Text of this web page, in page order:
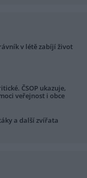
v létě zabíjí život
ČSOP ukazuje,
veřejnost i obce
a další zvířata